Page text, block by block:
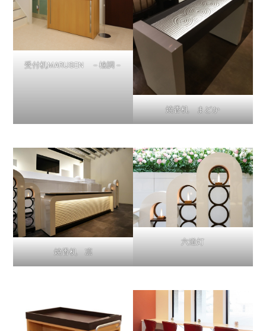
受付机MARUSEN －檜調－
焼香机 まどか
焼香机 凛
六道灯